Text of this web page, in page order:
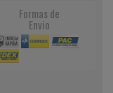
Formas de
Envio